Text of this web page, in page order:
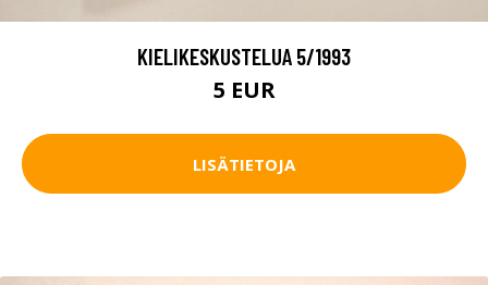
KIELIKESKUSTELUA 5/1993
5 EUR
LISÄTIETOJA